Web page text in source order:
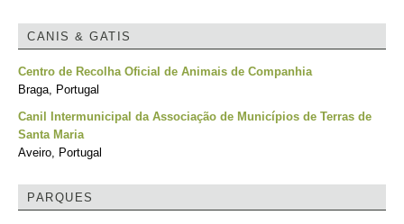
CANIS & GATIS
Centro de Recolha Oficial de Animais de Companhia
Braga, Portugal
Canil Intermunicipal da Associação de Municípios de Terras de
Santa Maria
Aveiro, Portugal
PARQUES